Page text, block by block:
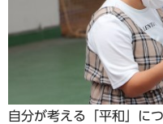
自分が考える「平和」に